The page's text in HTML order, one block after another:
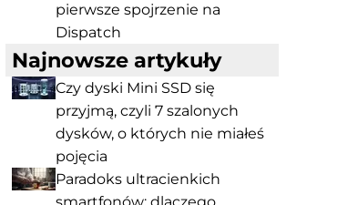
pierwsze spojrzenie na
Dispatch
Najnowsze artykuły
Czy dyski Mini SSD się
przyjmą, czyli 7 szalonych
dysków, o których nie miałeś
pojęcia
Paradoks ultracienkich